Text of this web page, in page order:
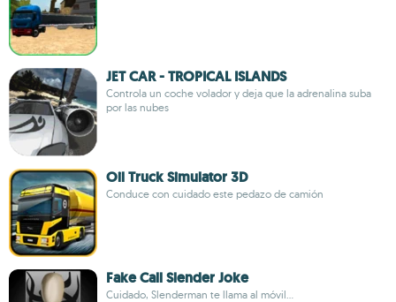
JET CAR - TROPICAL ISLANDS
Controla un coche volador y deja que la adrenalina suba
por las nubes
Oil Truck Simulator 3D
Conduce con cuidado este pedazo de camión
Fake Call Slender Joke
Cuidado, Slenderman te llama al móvil...